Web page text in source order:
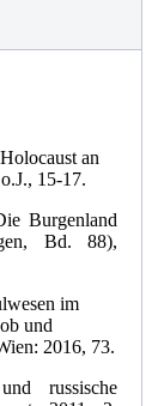
an
15-17.
Burgenland
Bd. 88),
im
und
2016, 73.
russische